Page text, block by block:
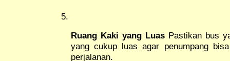
Ruang Kaki yang LuasPastikan bus
yang cukup luas agar penumpang
perjalanan.